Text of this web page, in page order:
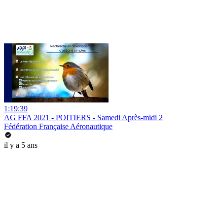
1:19:39
AG FFA 2021 - POITIERS - Samedi Après-midi 2
Fédération Française Aéronautique
il y a 5 ans